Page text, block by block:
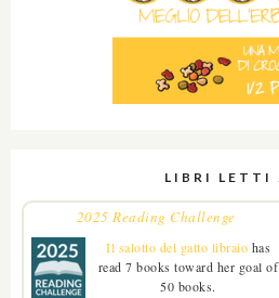
LIBRI LETTI
2025 Reading Challenge
Il salotto del gatto libraio has
read 7 books toward her goal of
50 books.